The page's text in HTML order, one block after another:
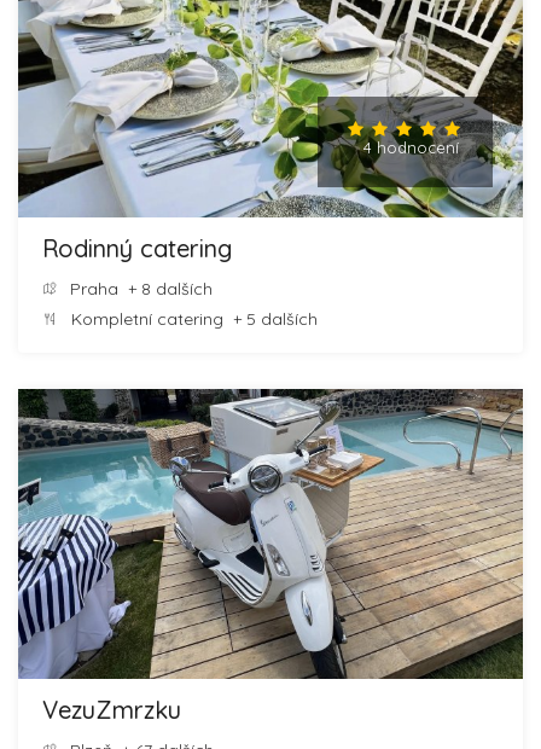
4 hodnocení
Rodinný catering
Praha + 8 dalších
Kompletní catering + 5 dalších
VezuZmrzku